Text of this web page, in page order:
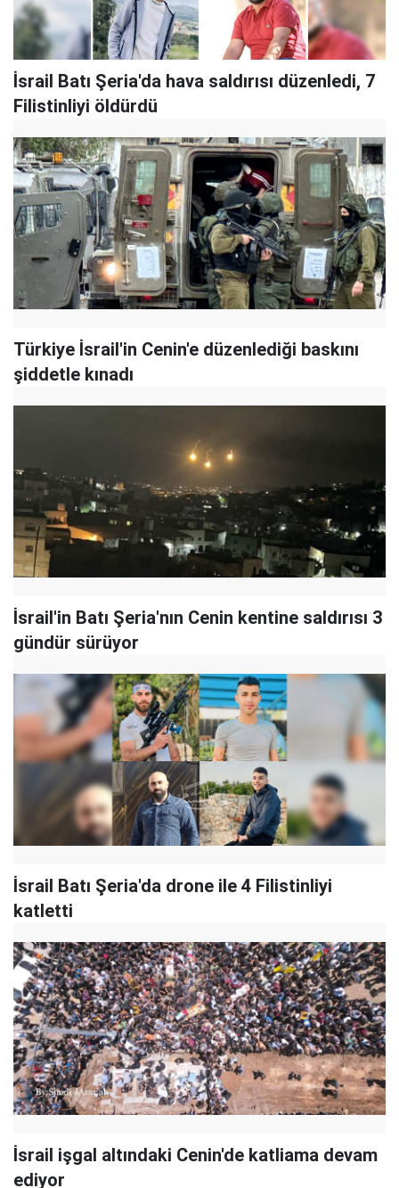
İsrail Batı Şeria'da hava saldırısı düzenledi, 7
Filistinliyi öldürdü
Türkiye İsrail'in Cenin'e düzenlediği baskını
şiddetle kınadı
İsrail'in Batı Şeria'nın Cenin kentine saldırısı 3
gündür sürüyor
İsrail Batı Şeria'da drone ile 4 Filistinliyi
katletti
İsrail işgal altındaki Cenin'de katliama devam
ediyor